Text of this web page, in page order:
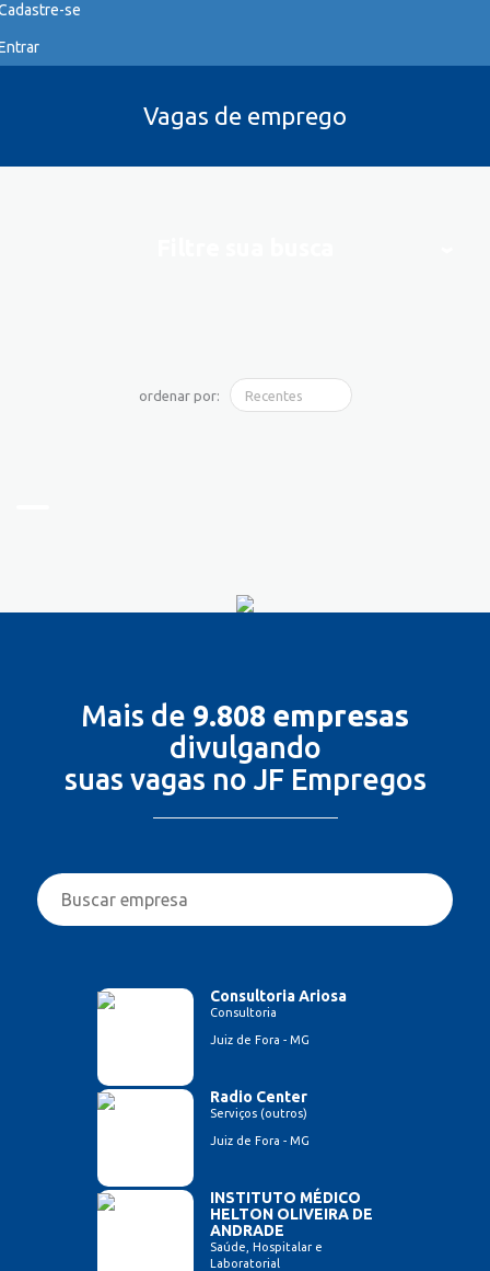
se
Vagas de emprego
ordenar por:
Mais de 9.808 empresas
divulgando
suas vagas no JF Empregos
Consultoria Ariosa
Consultoria
Juiz de Fora - MG
Radio Center
Serviços (outros)
Juiz de Fora - MG
INSTITUTO MÉDICO
HELTON OLIVEIRA DE
ANDRADE
Saúde, Hospitalar e
Laboratorial